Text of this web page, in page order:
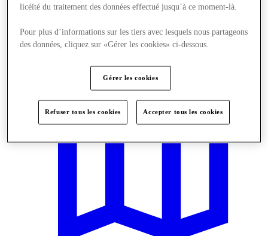
Offers
licéité du traitement des données effectué jusqu’à ce moment-là.
Pour plus d’informations sur les tiers avec lesquels nous partageons
des données, cliquez sur «Gérer les cookies» ci-dessous.
Gérer les cookies
Refuser tous les cookies Accepter tous les cookies